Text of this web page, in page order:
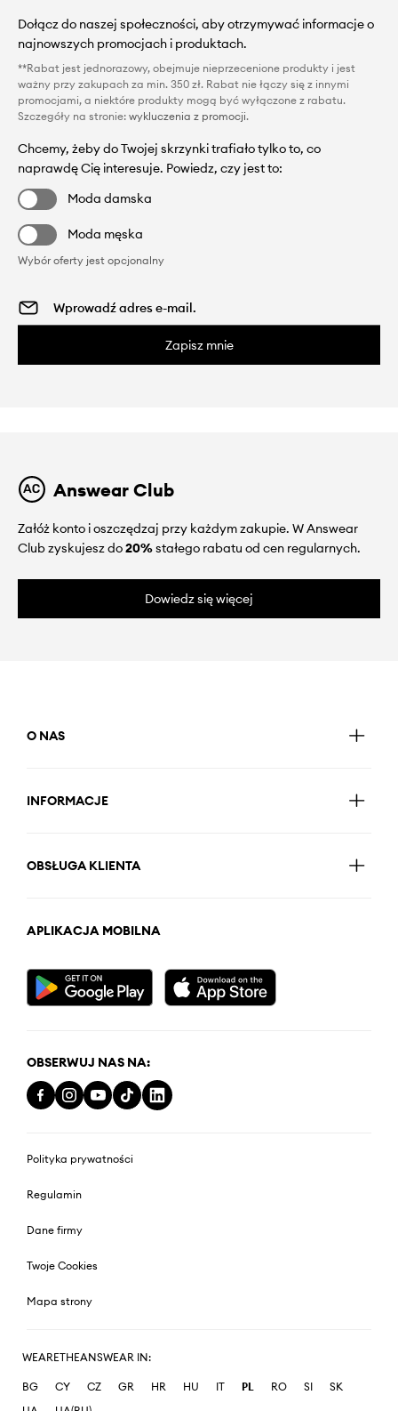
Dołącz do naszej społeczności, aby otrzymywać informacje o
najnowszych promocjach i produktach.
**Rabat jest jednorazowy, obejmuje nieprzecenione produkty i jest
ważny przy zakupach za min. 350 zł. Rabat nie łączy się z innymi
promocjami, a niektóre produkty mogą być wyłączone z rabatu.
Szczegóły na stronie: wykluczenia z promocji.
Chcemy, żeby do Twojej skrzynki trafiało tylko to, co
naprawdę Cię interesuje. Powiedz, czy jest to:
Moda damska
Moda męska
Wybór oferty jest opcjonalny
Zapisz mnie
Answear Club
Załóż konto i oszczędzaj przy każdym zakupie. W Answear
Club zyskujesz do20%stałego rabatu od cen regularnych.
Dowiedz się więcej
O NAS
INFORMACJE
OBSŁUGA KLIENTA
APLIKACJA MOBILNA
OBSERWUJ NAS NA:
Polityka prywatności
Regulamin
Dane firmy
Twoje Cookies
Mapa strony
WEARETHEANSWEAR IN:
BG CY CZ GR HR HU IT PL RO SI
SK